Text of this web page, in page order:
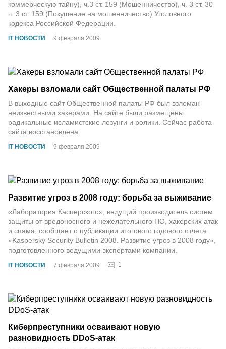
IT НОВОСТИ 9 февраля 2009
коммерческую тайну), ч.3 ст. 159 (Мошенничество), ч. 3 ст. 30
ч. 3 ст. 159 (Покушение на мошенничество) Уголовного
кодекса Российской Федерации.
IT НОВОСТИ 9 февраля 2009
Хакеры взломали сайт Общественной палаты РФ
В выходные сайт Общественной палаты РФ был взломан
неизвестными хакерами. На сайте были размещены
радикальные исламистские лозунги и ролики. Сейчас работа
сайта восстановлена.
IT НОВОСТИ 7 февраля 2009 1
Развитие угроз в 2008 году: борьба за выживание
«Лаборатория Касперского», ведущий производитель систем
защиты от вредоносного и нежелательного ПО, хакерских атак
и спама, сообщает о публикации итогового годового отчета
«Kaspersky Security Bulletin 2008. Развитие угроз в 2008 году»,
подготовленного ведущими экспертами компании.
Киберпреступники осваивают новую
разновидность DDoS-атак